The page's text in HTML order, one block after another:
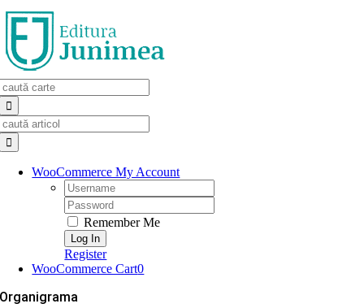
Skip
to
content
WooCommerce My Account
Username:
Password:
Remember Me
Register
WooCommerce Cart0
Organigrama